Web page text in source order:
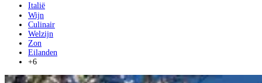
Italië
Wijn
Culinair
Welzijn
Zon
Eilanden
+6